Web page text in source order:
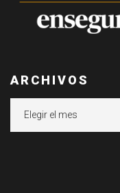
ARCHIVOS